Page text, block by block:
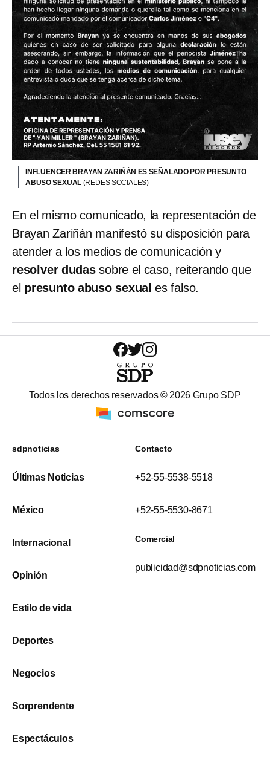
INFLUENCER BRAYAN ZARIÑÁN ES SEÑALADO POR PRESUNTO
ABUSO SEXUAL (REDES SOCIALES)
En el mismo comunicado, la representación de
Brayan Zariñán manifestó su disposición para
atender a los medios de comunicación y
resolver dudassobre el caso, reiterando que
el presunto abuso sexual es falso.
Todos los derechos reservados © 2026 Grupo SDP
sdpnoticias
Últimas Noticias
México
Internacional
Opinión
Estilo de vida
Deportes
Negocios
Sorprendente
Espectáculos
Contacto
+52-55-5538-5518
+52-55-5530-8671
Comercial
publicidad@sdpnoticias.com